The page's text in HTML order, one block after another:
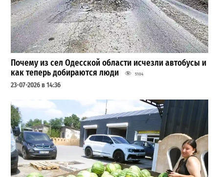
Почему из сел Одесской области исчезли автобусы и
как теперь добираются люди
5104
23-07-2026 в 14:36